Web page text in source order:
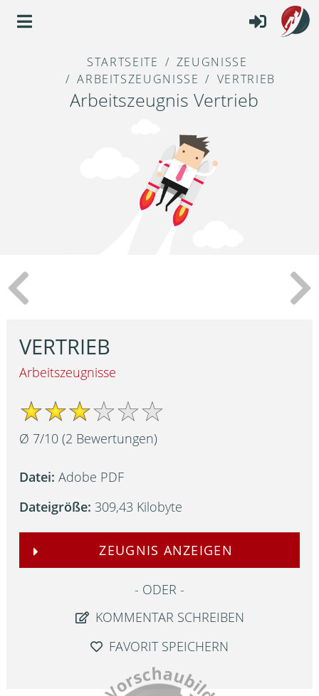
STARTSEITE
ZEUGNISSE
ARBEITSZEUGNISSE
VERTRIEB
Arbeitszeugnis Vertrieb
VERTRIEB
Arbeitszeugnisse
Ø 7/10 (2 Bewertungen)
Datei: Adobe PDF
Dateigröße: 309,43 Kilobyte
ZEUGNIS ANZEIGEN
ODER
KOMMENTAR SCHREIBEN
FAVORIT SPEICHERN